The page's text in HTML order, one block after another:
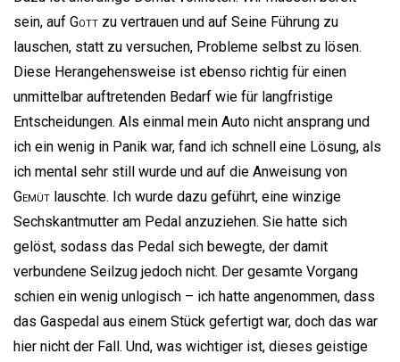
sein, auf Gott zu vertrauen und auf Seine Führung zu
lauschen, statt zu versuchen, Probleme selbst zu lösen.
Diese Herangehensweise ist ebenso richtig für einen
unmittelbar auftretenden Bedarf wie für langfristige
Entscheidungen. Als einmal mein Auto nicht ansprang und
ich ein wenig in Panik war, fand ich schnell eine Lösung, als
ich mental sehr still wurde und auf die Anweisung von
Gemüt lauschte. Ich wurde dazu geführt, eine winzige
Sechskantmutter am Pedal anzuziehen. Sie hatte sich
gelöst, sodass das Pedal sich bewegte, der damit
verbundene Seilzug jedoch nicht. Der gesamte Vorgang
schien ein wenig unlogisch – ich hatte angenommen, dass
das Gaspedal aus einem Stück gefertigt war, doch das war
hier nicht der Fall. Und, was wichtiger ist, dieses geistige